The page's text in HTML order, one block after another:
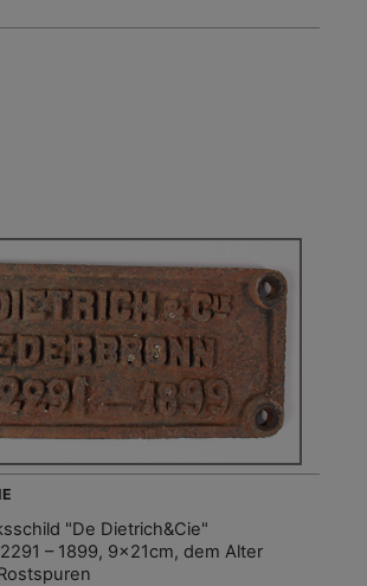
"De Dietrich&Cie"
– 1899, 9x21cm, dem Alter